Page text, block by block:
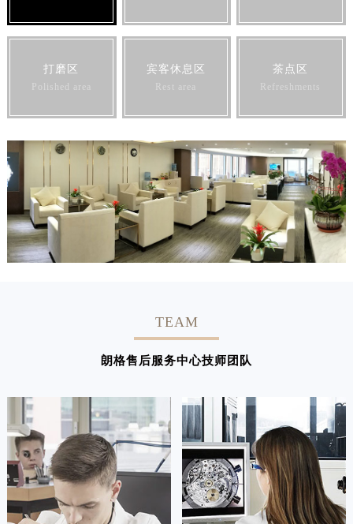
打磨区
Polished area
宾客休息区
Rest area
茶点区
Refreshments
TEAM
朗格售后服务中心技师团队